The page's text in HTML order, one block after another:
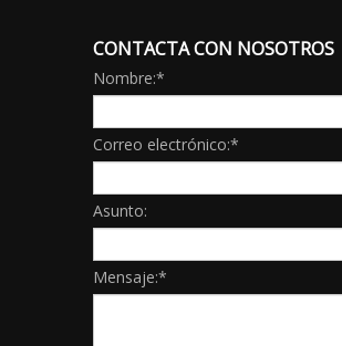
CONTACTA CON NOSOTROS
Nombre:*
Correo electrónico:*
Asunto:
Mensaje:*